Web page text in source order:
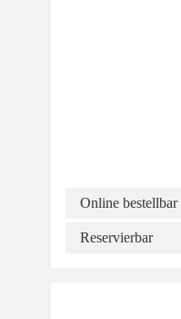
Online bestellbar
Reservierbar